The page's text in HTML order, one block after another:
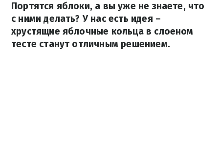
Портятся яблоки, а вы уже не знаете, что
с ними делать? У нас есть идея –
хрустящие яблочные кольца в слоеном
тесте станут отличным решением.